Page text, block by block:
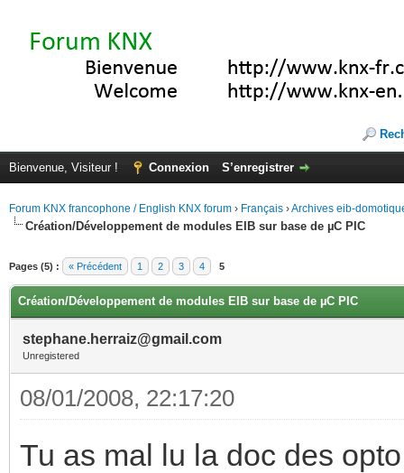
Bienvenue, Visiteur ! Connexion S’enregistrer
Forum KNX francophone / English KNX forum › Français ›Archives eib-
Création/Développement de modules EIB sur base de µC PIC
Pages (5) : « Précédent 1 2 3 4 5
Création/Développement de modules EIB sur base de µC PIC
stephane.herraiz@gmail.com
Unregistered
08/01/2008, 22:17:20
Tu as mal lu la doc des